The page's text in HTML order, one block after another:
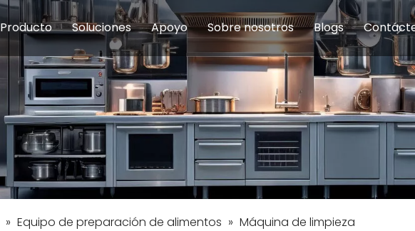
Producto
Equipos de cocina modulares Equipos de Concesión Equipo
Equipo de preparación de alimentosEquipo de panadería Equipo
Soluciones
Escuelas y educación Comedor del personal
Hoteles Restaurante y comida
Apoyo
Servicio Preguntas
Sobre nosotros
Introducción de la empresa
Blogs
» Equipo de preparación de alimentos » Máquina de limpieza